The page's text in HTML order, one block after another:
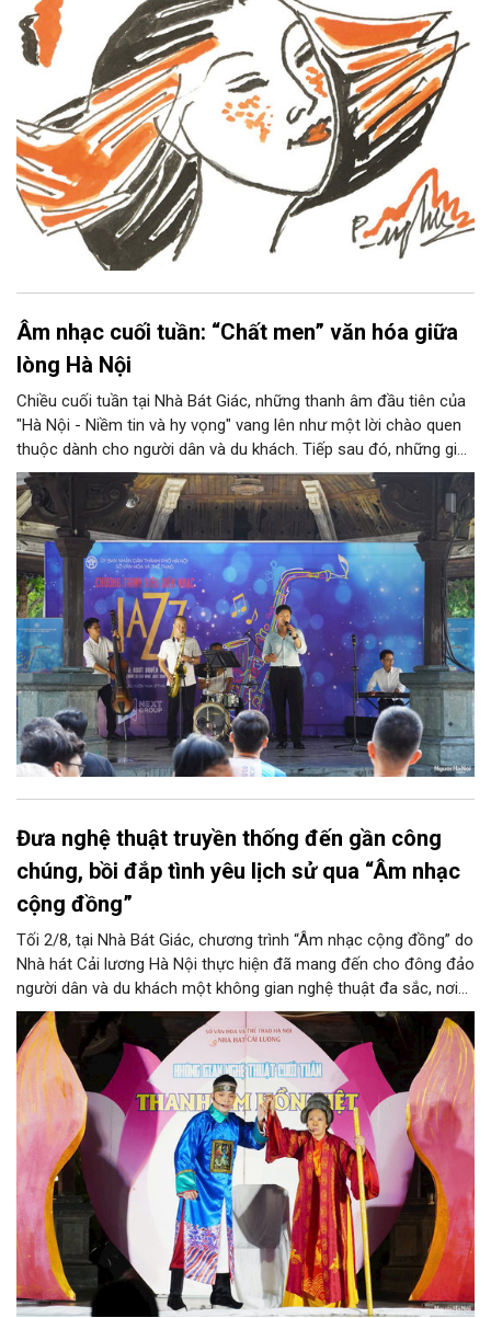
Âm nhạc cuối tuần: “Chất men” văn hóa giữa
lòng Hà Nội
Chiều cuối tuần tại Nhà Bát Giác, những thanh âm đầu tiên của
"Hà Nội - Niềm tin và hy vọng" vang lên như một lời chào quen
thuộc dành cho người dân và du khách. Tiếp sau đó, những giai
điệu jazz kinh điển của thế giới lần lượt cất lên qua phần biểu
diễn của NSƯT Quyền Văn Minh và các nghệ sĩ Bình Minh Jazz
Club, mở ra một không gian âm nhạc giàu cảm xúc ngay giữa
trung tâm Thủ đô.
Đưa nghệ thuật truyền thống đến gần công
chúng, bồi đắp tình yêu lịch sử qua “Âm nhạc
cộng đồng”
Tối 2/8, tại Nhà Bát Giác, chương trình “Âm nhạc cộng đồng” do
Nhà hát Cải lương Hà Nội thực hiện đã mang đến cho đông đảo
người dân và du khách một không gian nghệ thuật đa sắc, nơi
những làn điệu cải lương, ca cổ, tân cổ và các tiết mục múa
hòa quyện trong không gian của phố đi bộ hồ Hoàn Kiếm. Đặc
biệt, chương trình có sự giao lưu của các nghệ sĩ đến từ
phương Nam, góp phần tạo nên cuộc gặp gỡ nghệ thuật giàu
cảm xúc.